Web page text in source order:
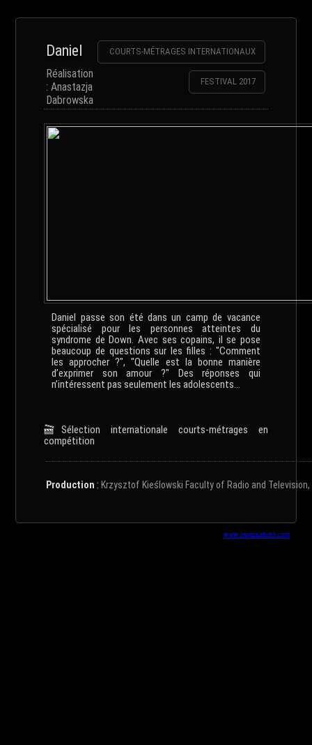
Daniel
Réalisation
: Anastazja
Dabrowska
COURTS-MÉTRAGES INTERNATIONAUX
FESTIVAL 2017
Daniel passe son été dans un camp de vacance
spécialisé pour les personnes atteintes du
syndrome de Down. Avec ses copains, il se pose
beaucoup de questions sur les filles : "Comment
les approcher ?", "Quelle est la bonne manière
d’exprimer son amour ?" Des réponses qui
n’intéressent pas seulement les adolescents...
Sélection internationale courts-métrages en
compétition
Production : Krzysztof Kieślowski Faculty of Radio and
www.anuuruaboro.com